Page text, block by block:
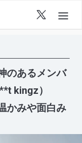
のあるメンバ
kingz）
かみや面白み